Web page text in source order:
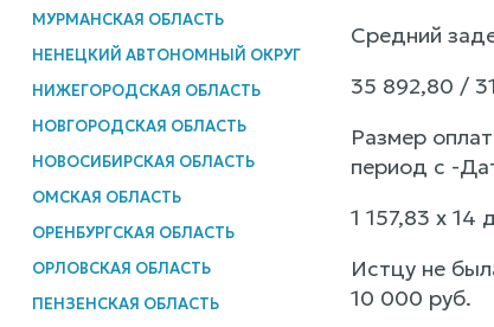
МУРМАНСКАЯ ОБЛАСТЬ
НЕНЕЦКИЙ АВТОНОМНЫЙ ОКРУГ
НИЖЕГОРОДСКАЯ ОБЛАСТЬ
НОВГОРОДСКАЯ ОБЛАСТЬ
НОВОСИБИРСКАЯ ОБЛАСТЬ
ОМСКАЯ ОБЛАСТЬ
ОРЕНБУРГСКАЯ ОБЛАСТЬ
ОРЛОВСКАЯ ОБЛАСТЬ
ПЕНЗЕНСКАЯ ОБЛАСТЬ
Средний
35 892,80 /
Размер
период с -
1 157,83 х 14
Истцу не
10 000 руб.